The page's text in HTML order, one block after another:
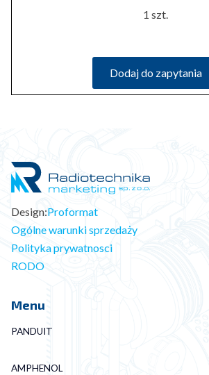
1 szt.
Dodaj do zapytania
Design:Proformat
Ogólne warunki sprzedaży
Polityka prywatnosci
RODO
Menu
PANDUIT
AMPHENOL